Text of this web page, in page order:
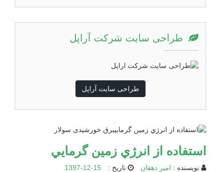
طراحی سایت شرکت آراپل
طراحی سایت آراپل
استفاده از انرژي زمين گرمايي
نویسنده : امیر دهقان تاریخ :
1397-12-15